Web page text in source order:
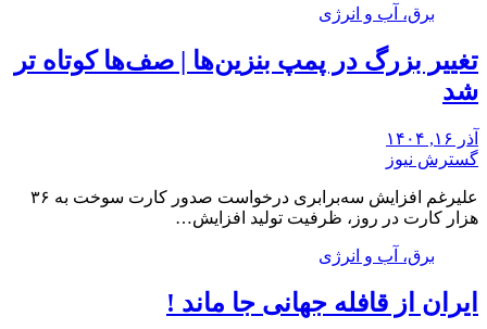
برق، آب و انرژی
تغییر بزرگ در پمپ بنزین‌ها | صف‌ها کوتاه تر
شد
آذر ۱۶, ۱۴۰۴
گسترش نیوز
علیرغم افزایش سه‌برابری درخواست صدور کارت سوخت به ۳۶
هزار کارت در روز، ظرفیت تولید افزایش…
برق، آب و انرژی
ایران از قافله جهانی جا ماند !